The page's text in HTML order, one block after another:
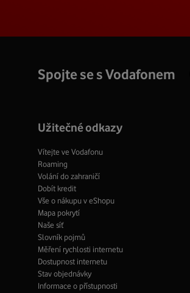
Spojte se s Vodafonem
Užitečné odkazy
Vítejte ve Vodafonu
Roaming
Volání do zahraničí
Dobít kredit
Vše o nákupu v eShopu
Mapa pokrytí
Naše síť
Slovník pojmů
Měření rychlosti internetu
Dostupnost internetu
Stav objednávky
Informace o přístupnosti